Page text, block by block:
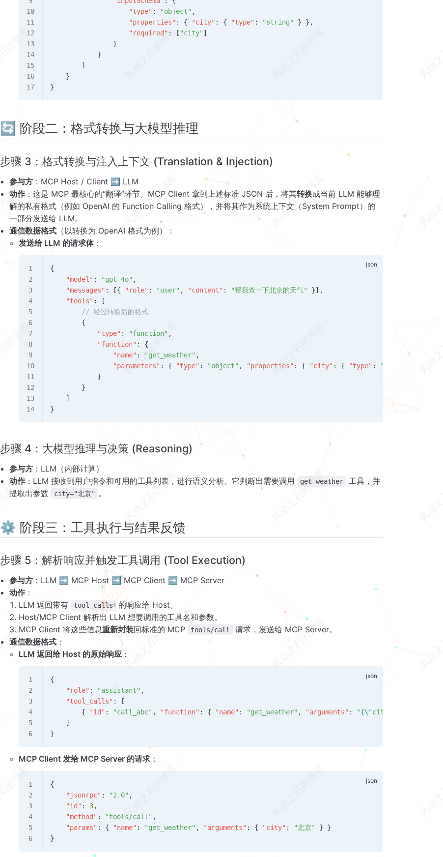
                    "type"
: "object" ,
                    "properties"
: { "city" : { "type" : "string"
} },
                    "required"
: [ "city" ]
                }
            }
        ]
    }
}
🔄 阶段二：格式转换与大模型推理
步骤 3：格式转换与注入上下文 (Translation & Injection)
参与方 ：MCP Host / Client ➡️ LLM
动作 ：这是 MCP 最核心的“翻译”环节。MCP Client 拿到上述标准 JSON 后，将其转换成当前 LLM 能够理
解的私有格式（例如 OpenAI 的 Function Calling 格式），并将其作为系统上下文（System Prompt）的
一部分发送给 LLM。
通信数据格式 （以转换为 OpenAI 格式为例）：
发送给 LLM 的请求体：
{
    "model"
: "gpt-4o" ,
    "messages"
: [{ "role" : "user" , "content" : "帮我查一下北京的天气"
}],
    "tools"
: [
        // 经过转换后的格式
        {
            "type"
: "function" ,
            "function"
: {
                "name"
: "get_weather" ,
                "parameters"
: { "type" : "object" , "properties" : { "city" : { "type" : "string"
            }
        }
    ]
}
步骤 4：大模型推理与决策 (Reasoning)
参与方 ：LLM（内部计算）
动作：LLM 接收到用户指令和可用的工具列表，进行语义分析。它判断出需要调用 get_weather
工具，并
提取出参数
city="北京" 。
⚙️ 阶段三：工具执行与结果反馈
步骤 5：解析响应并触发工具调用 (Tool Execution)
参与方 ：LLM ➡️ MCP Host ➡️ MCP Client ➡️ MCP Server
动作 ：
LLM 返回带有
tool_calls 的响应给 Host。
Host/MCP Client 解析出 LLM 想要调用的工具名和参数。
MCP Client 将这些信息重新封装回标准的 MCP tools/call
请求，发送给 MCP Server。
通信数据格式 ：
LLM 返回给 Host 的原始响应 ：
{
    "role"
: "assistant" ,
    "tool_calls"
: [
        {
"id" : "call_abc" , "function" : { "name" : "get_weather" , "arguments" : "{\"city
    ]
}
MCP Client 发给 MCP Server 的请求 ：
{
    "jsonrpc"
: "2.0" ,
    "id"
: 3,
    "method"
: "tools/call" ,
    "params"
: { "name" : "get_weather" , "arguments" : { "city" : "北京"
} }
}